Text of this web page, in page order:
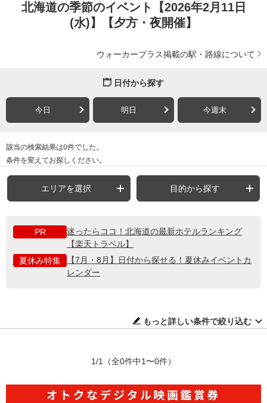
北海道の季節のイベント【2026年2月11日
(水)】【夕方・夜開催】
ウォーカープラス掲載の駅・路線について
日付から探す
今日 明日 今週末
該当の検索結果は0件でした。
条件を変えてお探しください。
エリアを選択 目的から探す
PR
迷ったらココ！北海道の最新ホテルランキング
【楽天トラベル】
夏休み特集
【7月・8月】日付から探せる！夏休みイベントカ
レンダー
もっと詳しい条件で絞り込む
1/1 （全0件中1〜0件）